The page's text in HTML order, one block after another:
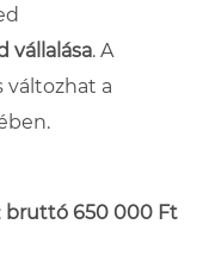
vállalása. A
változhat a
bruttó 650 000 Ft